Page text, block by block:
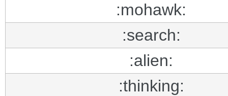
:mohawk:
:search:
:alien:
:thinking: